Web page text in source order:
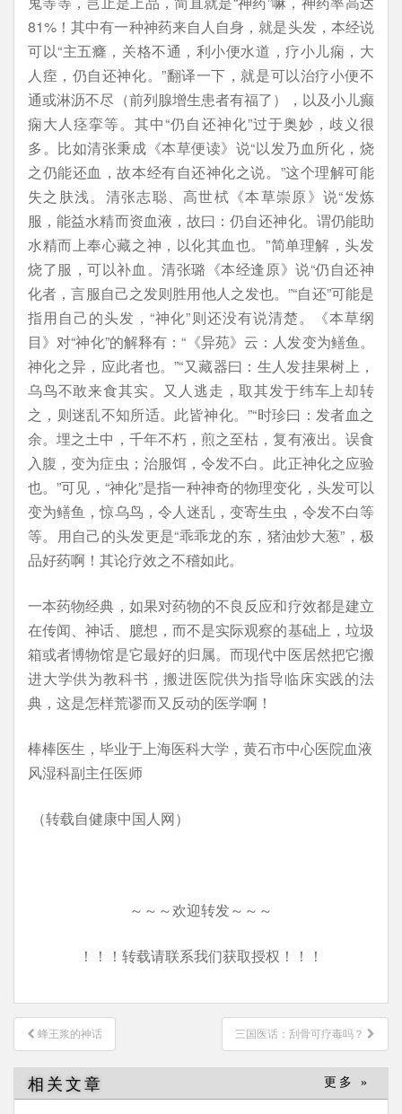
81%！其中有一种神药来自人自身，就是头发，本经说
可以“主五癃，关格不通，利小便水道，疗小儿痫，大
人痓，仍自还神化。”翻译一下，就是可以治疗小便不
通或淋沥不尽（前列腺增生患者有福了），以及小儿癫
痫大人痉挛等。其中“仍自还神化”过于奥妙，歧义很
多。比如清张秉成《本草便读》说“以发乃血所化，烧
之仍能还血，故本经有自还神化之说。”这个理解可能
失之肤浅。清张志聪、高世栻《本草崇原》说“发炼
服，能益水精而资血液，故曰：仍自还神化。谓仍能助
水精而上奉心藏之神，以化其血也。”简单理解，头发
烧了服，可以补血。清张璐《本经逢原》说“仍自还神
化者，言服自己之发则胜用他人之发也。”“自还”可能是
指用自己的头发，“神化”则还没有说清楚。《本草纲
目》对“神化”的解释有：“《异苑》云：人发变为鳝鱼。
神化之异，应此者也。”“又藏器曰：生人发挂果树上，
乌鸟不敢来食其实。又人逃走，取其发于纬车上却转
之，则迷乱不知所适。此皆神化。”“时珍曰：发者血之
余。埋之土中，千年不朽，煎之至枯，复有液出。误食
入腹，变为症虫；治服饵，令发不白。此正神化之应验
也。”可见，“神化”是指一种神奇的物理变化，头发可以
变为鳝鱼，惊乌鸟，令人迷乱，变寄生虫，令发不白等
等。用自己的头发更是“乖乖龙的东，猪油炒大葱”，极
品好药啊！其论疗效之不稽如此。
一本药物经典，如果对药物的不良反应和疗效都是建立
在传闻、神话、臆想，而不是实际观察的基础上，垃圾
箱或者博物馆是它最好的归属。而现代中医居然把它搬
进大学供为教科书，搬进医院供为指导临床实践的法
典，这是怎样荒谬而又反动的医学啊！
棒棒医生，毕业于上海医科大学，黄石市中心医院血液
风湿科副主任医师
（转载自健康中国人网）
～～～欢迎转发～～～
！！！转载请联系我们获取授权！！！
文
章
导
航
蜂王浆的神话 三国医话：刮骨可疗毒吗？
相关文章 更多 »